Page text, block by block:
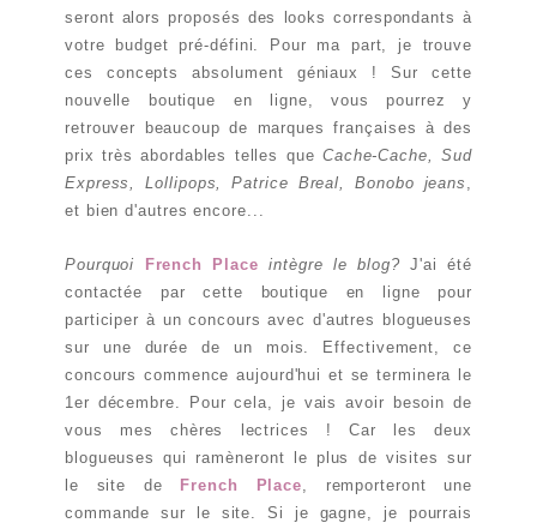
seront alors proposés des looks correspondants à
votre budget pré-défini. Pour ma part, je trouve
ces concepts absolument géniaux ! Sur cette
nouvelle boutique en ligne, vous pourrez y
retrouver beaucoup de marques françaises à des
prix très abordables telles que Cache-Cache, Sud
Express, Lollipops, Patrice Breal, Bonobo jeans
et bien d'autres encore...
Pourquoi French Place intègre le blog? J'ai été
contactée par cette boutique en ligne pour
participer à un concours avec d'autres blogueuses
sur une durée de un mois. Effectivement, ce
concours commence aujourd'hui et se terminera le
1er décembre. Pour cela, je vais avoir besoin de
vous mes chères lectrices ! Car les deux
blogueuses qui ramèneront le plus de visites sur
le site de
French Place , remporteront une
commande sur le site. Si je gagne, je pourrais